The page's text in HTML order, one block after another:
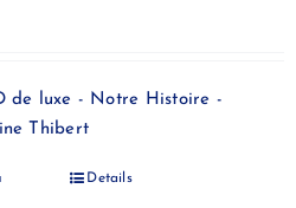
de luxe - Notre Histoire -
Thibert
Details